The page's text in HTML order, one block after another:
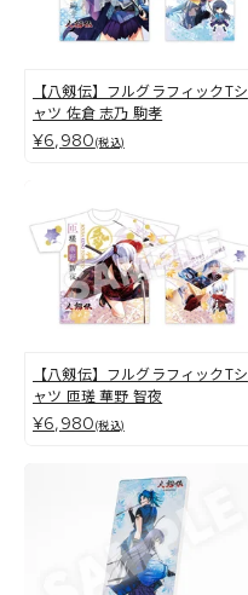
【八剱伝】フルグラフィックTシ
ャツ 佐倉 志乃 駒孝
¥6,980(税込)
【八剱伝】フルグラフィックTシ
ャツ 匝瑳 華野 智夜
¥6,980(税込)